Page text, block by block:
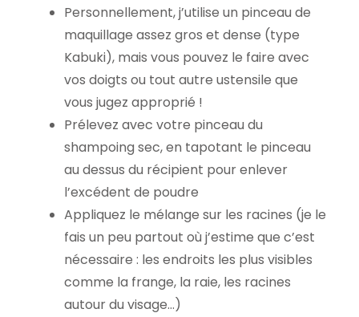
Personnellement, j’utilise un pinceau de
maquillage assez gros et dense (type
Kabuki), mais vous pouvez le faire avec
vos doigts ou tout autre ustensile que
vous jugez approprié !
Prélevez avec votre pinceau du
shampoing sec, en tapotant le pinceau
au dessus du récipient pour enlever
l’excédent de poudre
Appliquez le mélange sur les racines (je le
fais un peu partout où j’estime que c’est
nécessaire : les endroits les plus visibles
comme la frange, la raie, les racines
autour du visage…)